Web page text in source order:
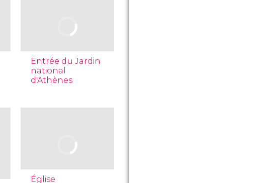
Entrée du Jardin
national
d'Athènes
Église